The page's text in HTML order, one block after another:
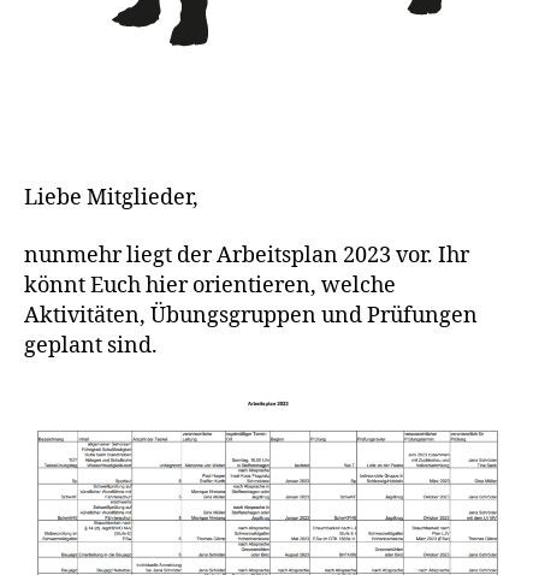
Liebe Mitglieder,
nunmehr liegt der Arbeitsplan 2023 vor. Ihr
könnt Euch hier orientieren, welche
Aktivitäten, Übungsgruppen und Prüfungen
geplant sind.